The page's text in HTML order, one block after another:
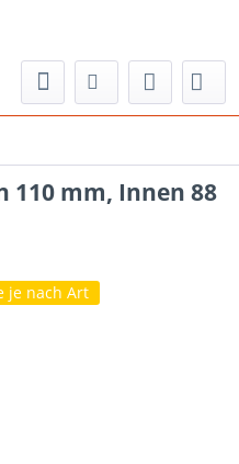
110 mm, Innen 88
je nach Art